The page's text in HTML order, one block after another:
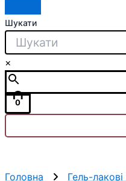
Шукати
×
0
Головна Гель-